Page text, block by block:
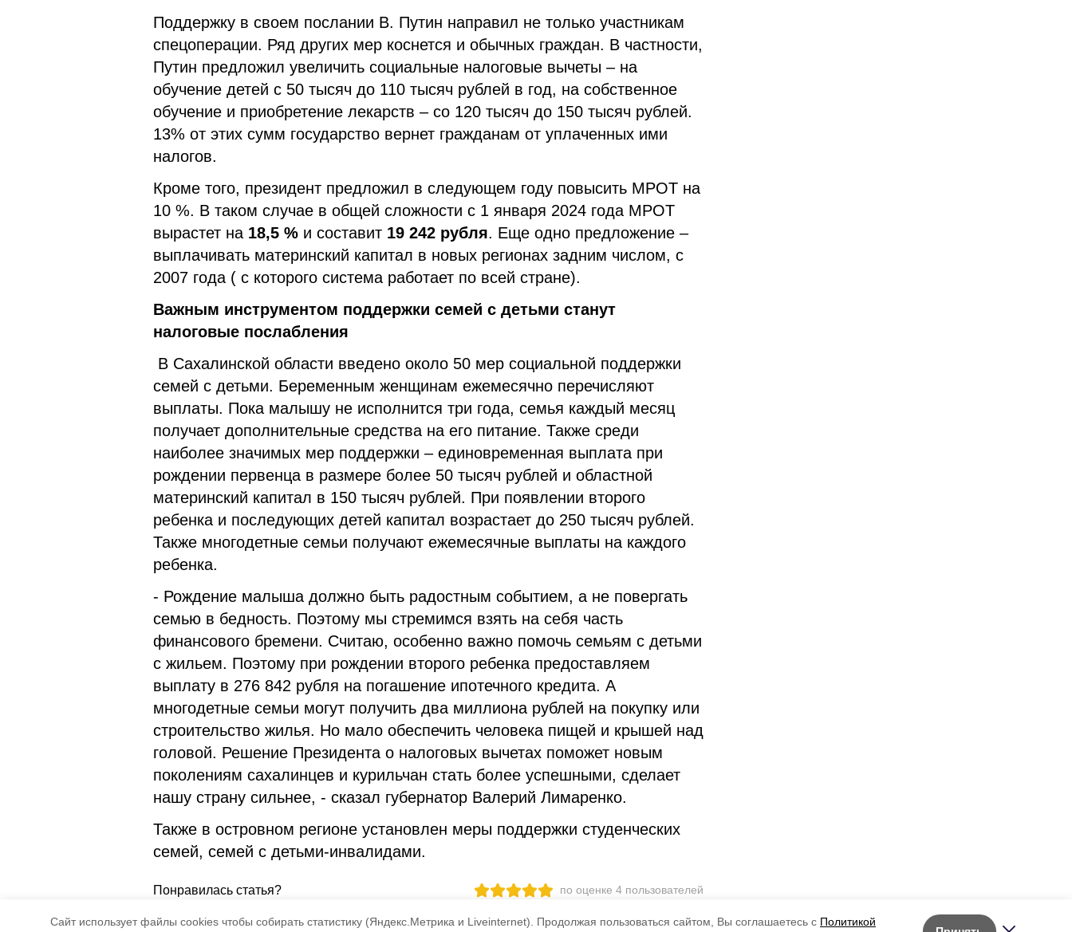
Cайт использует файлы cookies чтобы собирать статистику (Яндекс.Метрика и Liveinternet). Продолжая пользоваться сайтом, Вы соглашаетесь с Политикой
Поддержку в своем послании В. Путин направил не только участникам
спецоперации. Ряд других мер коснется и обычных граждан. В частности,
Путин предложил увеличить социальные налоговые вычеты – на
обучение детей с 50 тысяч до 110 тысяч рублей в год, на собственное
обучение и приобретение лекарств – со 120 тысяч до 150 тысяч рублей.
13% от этих сумм государство вернет гражданам от уплаченных ими
налогов.
Кроме того, президент предложил в следующем году повысить МРОТ на
10 %. В таком случае в общей сложности с 1 января 2024 года МРОТ
вырастет на 18,5 % и составит 19 242 рубля. Еще одно предложение –
выплачивать материнский капитал в новых регионах задним числом, с
2007 года ( с которого система работает по всей стране).
Важным инструментом поддержки семей с детьми станут
налоговые послабления
В Сахалинской области введено около 50 мер социальной поддержки
семей с детьми. Беременным женщинам ежемесячно перечисляют
выплаты. Пока малышу не исполнится три года, семья каждый месяц
получает дополнительные средства на его питание. Также среди
наиболее значимых мер поддержки – единовременная выплата при
рождении первенца в размере более 50 тысяч рублей и областной
материнский капитал в 150 тысяч рублей. При появлении второго
ребенка и последующих детей капитал возрастает до 250 тысяч рублей.
Также многодетные семьи получают ежемесячные выплаты на каждого
ребенка.
- Рождение малыша должно быть радостным событием, а не повергать
семью в бедность. Поэтому мы стремимся взять на себя часть
финансового бремени. Считаю, особенно важно помочь семьям с детьми
с жильем. Поэтому при рождении второго ребенка предоставляем
выплату в 276 842 рубля на погашение ипотечного кредита. А
многодетные семьи могут получить два миллиона рублей на покупку или
строительство жилья. Но мало обеспечить человека пищей и крышей над
головой. Решение Президента о налоговых вычетах поможет новым
поколениям сахалинцев и курильчан стать более успешными, сделает
нашу страну сильнее, - сказал губернатор Валерий Лимаренко.
Также в островном регионе установлен меры поддержки студенческих
семей, семей с детьми-инвалидами.
Понравилась статья? по оценке 4 пользователей